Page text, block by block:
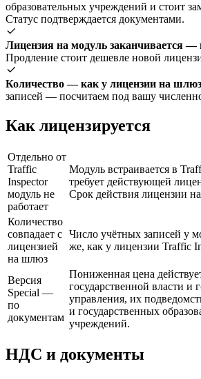
образовательных учреждений и стоит
Статус подтверждается документами.
Лицензия на модуль заканчивается —
Продление стоит дешевле новой
Количество — как у лицензии на шлюз
записей — посчитаем под вашу
Как лицензируется
Отдельно от
Traffic
Inspector
модуль не
работает
Модуль встраивается в
требует действующей
Срок действия лицензии
Количество
совпадает с
лицензией
на шлюз
Число учётных записей у
же, как у лицензии Traffic
Версия
Special —
по
документам
Пониженная цена
государственной власти и
управления, их
и государственных
учреждений.
НДС и документы